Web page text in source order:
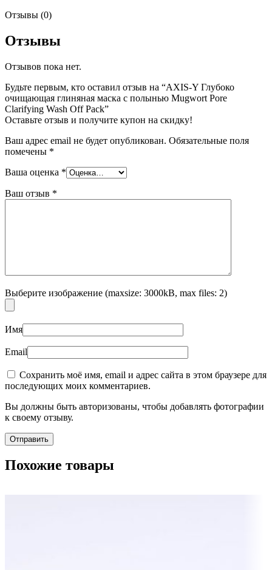
Отзывы (0)
Отзывы
Отзывов пока нет.
Будьте первым, кто оставил отзыв на “AXIS-Y Глубоко
очищающая глиняная маска с полынью Mugwort Pore
Clarifying Wash Off Pack”
Оставьте отзыв и получите купон на скидку!
Ваш адрес email не будет опубликован. Обязательные поля
помечены *
Ваша оценка *
Ваш отзыв *
Выберите изображение (maxsize: 3000kB, max files: 2)
Имя
Email
Сохранить моё имя, email и адрес сайта в этом браузере для
последующих моих комментариев.
Вы должны быть авторизованы, чтобы добавлять фотографии
к своему отзыву.
Похожие товары